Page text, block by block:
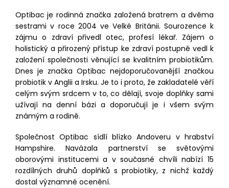
Optibac je rodinná značka založená bratrem a dvěma
sestrami v roce 2004 ve Velké Británii. Sourozence k
zájmu o zdraví přivedl otec, profesí lékař. Zájem o
holistický a přirozený přístup ke zdraví postupně vedl k
založení společnosti věnující se kvalitním probiotikům.
Dnes je značka Optibac nejdoporučovanější značkou
probiotik v Anglii a Irsku. Je to i proto, že zakladatelé věří
celým svým srdcem v to, co dělají, svoje doplňky sami
užívají na denní bázi a doporučují je i všem svým
známým a rodině.
Společnost Optibac sídlí blízko Andoveru v hrabství
Hampshire. Navázala partnerství se světovými
oborovými institucemi a v současné chvíli nabízí 15
rozdílných druhů doplňků s probiotiky, z nichž každý
dostal významné ocenění.